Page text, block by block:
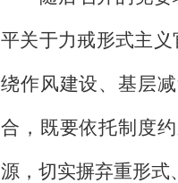
平关于力戒形式主
绕作风建设、基层
合，既要依托制度
源，切实摒弃重形式